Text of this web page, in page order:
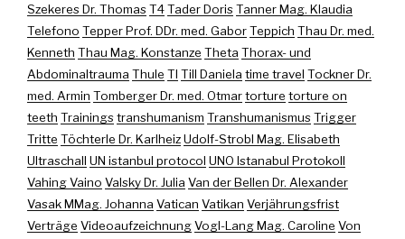
Szekeres Dr. ThomasT4Tader DorisTanner Mag. Klaudia
Telefono Tepper Prof. DDr. med. GaborTeppich Thau Dr. med.
Kenneth Thau Mag. Konstanze Theta Thorax- und
Abdominaltrauma Thule TI Till Daniela time travel Tockner Dr.
med. Armin Tomberger Dr. med. Otmartorture torture on
teeth Trainingstranshumanism TranshumanismusTrigger
Tritte Töchterle Dr. KarlheizUdolf-Strobl Mag. Elisabeth
Ultraschall UN istanbul protocol UNO Istanabul Protokoll
Vahing Vaino Valsky Dr. Julia Van der Bellen Dr. Alexander
Vasak MMag. Johanna Vatican Vatikan Verjährungsfrist
Verträge VideoaufzeichnungVogl-Lang Mag. Caroline Von